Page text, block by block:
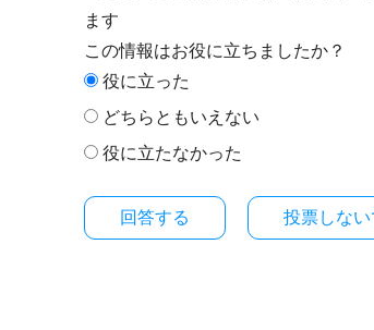
ます
この情報はお役に立ちましたか？
役に立った
どちらともいえない
役に立たなかった
投票しな